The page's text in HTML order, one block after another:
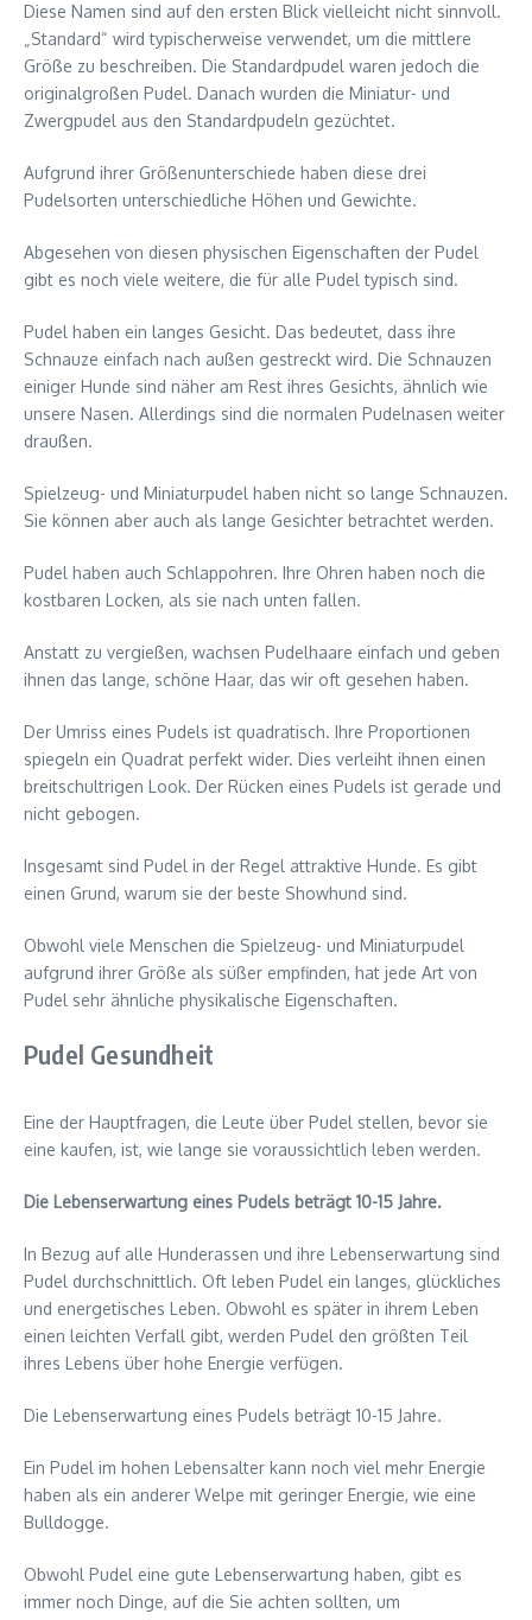
Diese Namen sind auf den ersten Blick vielleicht nicht sinnvoll.
„Standard“ wird typischerweise verwendet, um die mittlere
Größe zu beschreiben. Die Standardpudel waren jedoch die
originalgroßen Pudel. Danach wurden die Miniatur- und
Zwergpudel aus den Standardpudeln gezüchtet.
Aufgrund ihrer Größenunterschiede haben diese drei
Pudelsorten unterschiedliche Höhen und Gewichte.
Abgesehen von diesen physischen Eigenschaften der Pudel
gibt es noch viele weitere, die für alle Pudel typisch sind.
Pudel haben ein langes Gesicht. Das bedeutet, dass ihre
Schnauze einfach nach außen gestreckt wird. Die Schnauzen
einiger Hunde sind näher am Rest ihres Gesichts, ähnlich wie
unsere Nasen. Allerdings sind die normalen Pudelnasen weiter
draußen.
Spielzeug- und Miniaturpudel haben nicht so lange Schnauzen.
Sie können aber auch als lange Gesichter betrachtet werden.
Pudel haben auch Schlappohren. Ihre Ohren haben noch die
kostbaren Locken, als sie nach unten fallen.
Anstatt zu vergießen, wachsen Pudelhaare einfach und geben
ihnen das lange, schöne Haar, das wir oft gesehen haben.
Der Umriss eines Pudels ist quadratisch. Ihre Proportionen
spiegeln ein Quadrat perfekt wider. Dies verleiht ihnen einen
breitschultrigen Look. Der Rücken eines Pudels ist gerade und
nicht gebogen.
Insgesamt sind Pudel in der Regel attraktive Hunde. Es gibt
einen Grund, warum sie der beste Showhund sind.
Obwohl viele Menschen die Spielzeug- und Miniaturpudel
aufgrund ihrer Größe als süßer empfinden, hat jede Art von
Pudel sehr ähnliche physikalische Eigenschaften.
Pudel Gesundheit
Eine der Hauptfragen, die Leute über Pudel stellen, bevor sie
eine kaufen, ist, wie lange sie voraussichtlich leben werden.
Die Lebenserwartung eines Pudels beträgt 10-15 Jahre.
In Bezug auf alle Hunderassen und ihre Lebenserwartung sind
Pudel durchschnittlich. Oft leben Pudel ein langes, glückliches
und energetisches Leben. Obwohl es später in ihrem Leben
einen leichten Verfall gibt, werden Pudel den größten Teil
ihres Lebens über hohe Energie verfügen.
Die Lebenserwartung eines Pudels beträgt 10-15 Jahre.
Ein Pudel im hohen Lebensalter kann noch viel mehr Energie
haben als ein anderer Welpe mit geringer Energie, wie eine
Bulldogge.
Obwohl Pudel eine gute Lebenserwartung haben, gibt es
immer noch Dinge, auf die Sie achten sollten, um